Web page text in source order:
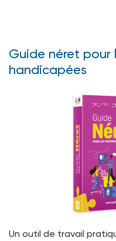
Guide néret pour
handicapées
Un outil de travail